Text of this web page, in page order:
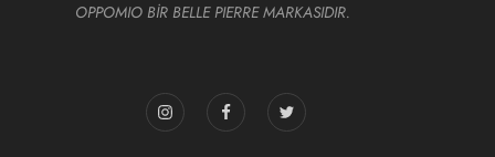
OPPOMIO BİR BELLE PIERRE MARKASIDIR.